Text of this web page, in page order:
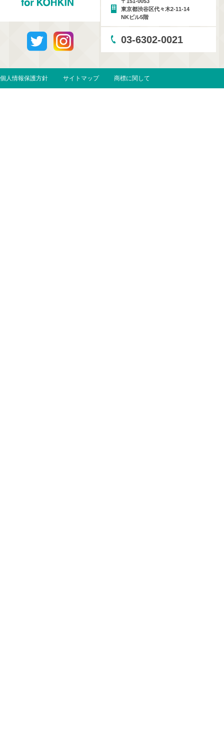
東京都渋谷区代々木2-11-14
NKビル5階
03-6302-0021
個人情報保護方針 サイトマップ 商標に関して